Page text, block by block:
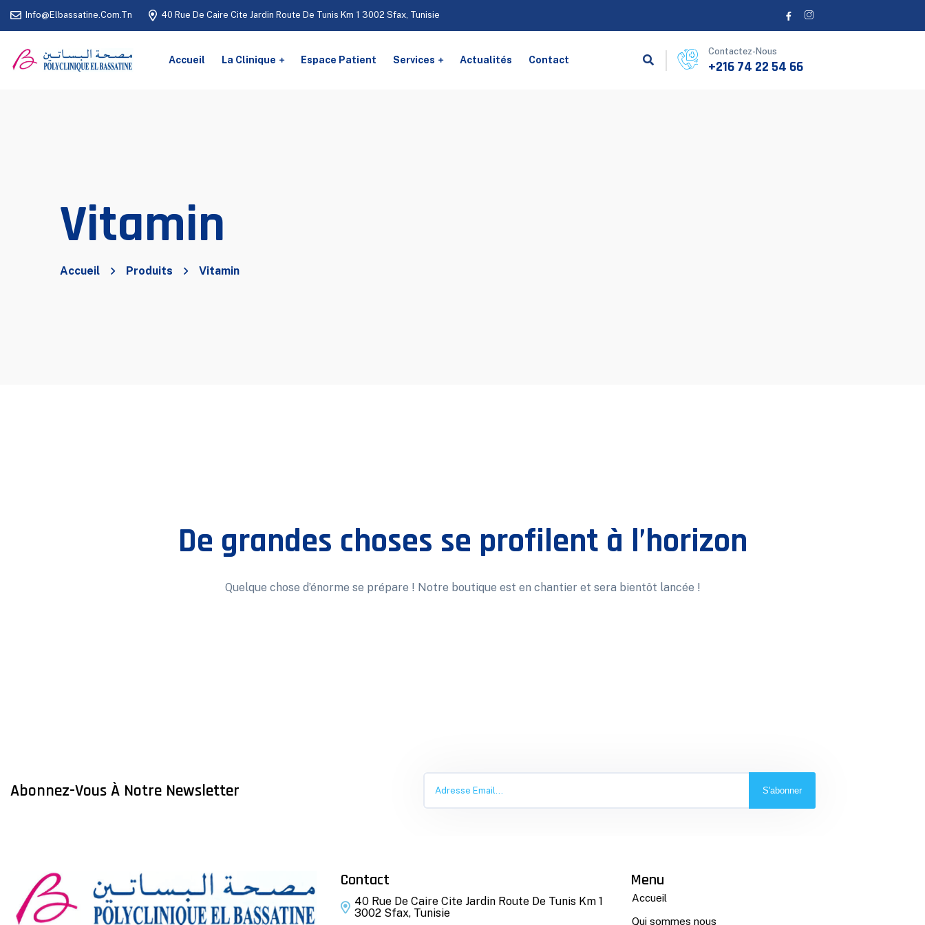
Info@elbassatine.com.tn 40 Rue De Caire Cite Jardin Route De Tunis Km 1 3002 Sfax, Tunisie
Accueil La Clinique Espace Patient Services Actualités Contact
Contactez-Nous
+216 74 22 54 66
Vitamin
Accueil Produits Vitamin
De grandes choses se profilent à l’horizon
Quelque chose d’énorme se prépare ! Notre boutique est en chantier et sera bientôt lancée !
Abonnez-Vous À Notre Newsletter S'abonner
Contact
40 Rue De Caire Cite Jardin Route De Tunis Km 1
3002 Sfax, Tunisie
Menu
Accueil
Qui sommes nous